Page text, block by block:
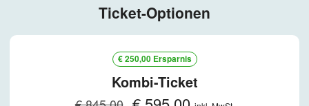
Ticket-Optionen
€ 250,00 Ersparnis
Kombi-Ticket